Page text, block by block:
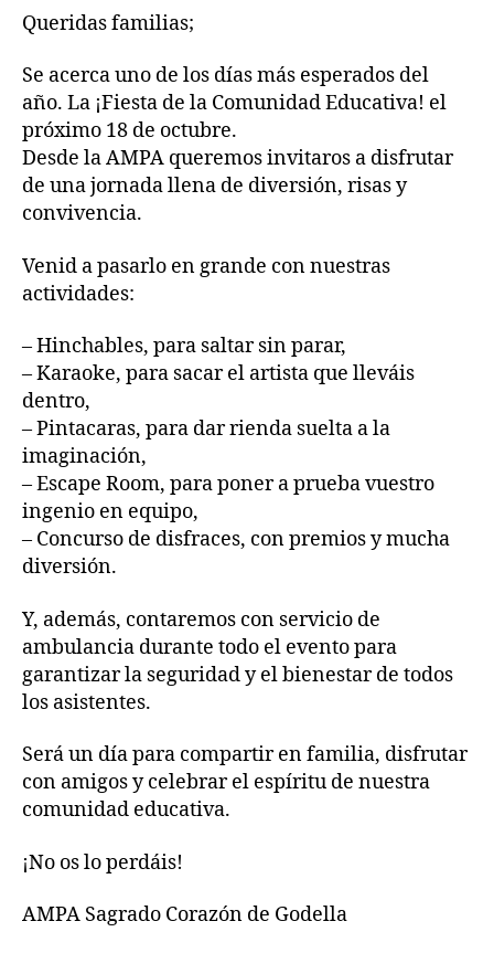
Queridas familias;
Se acerca uno de los días más esperados del
año. La ¡Fiesta de la Comunidad Educativa! el
próximo 18 de octubre.
Desde la AMPA queremos invitaros a disfrutar
de una jornada llena de diversión, risas y
convivencia.
Venid a pasarlo en grande con nuestras
actividades:
– Hinchables, para saltar sin parar,
– Karaoke, para sacar el artista que lleváis
dentro,
– Pintacaras, para dar rienda suelta a la
imaginación,
– Escape Room, para poner a prueba vuestro
ingenio en equipo,
– Concurso de disfraces, con premios y mucha
diversión.
Y, además, contaremos con servicio de
ambulancia durante todo el evento para
garantizar la seguridad y el bienestar de todos
los asistentes.
Será un día para compartir en familia, disfrutar
con amigos y celebrar el espíritu de nuestra
comunidad educativa.
¡No os lo perdáis!
AMPA Sagrado Corazón de Godella